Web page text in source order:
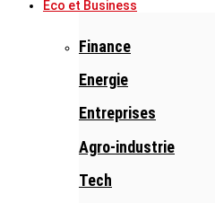
Eco et Business
Finance
Energie
Entreprises
Agro-industrie
Tech